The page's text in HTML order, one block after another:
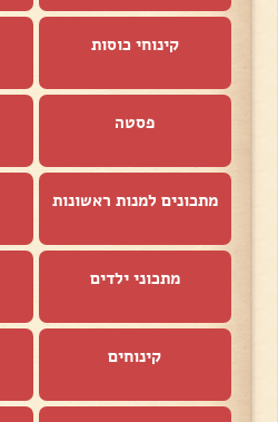
קינוחי כוסות
פסטה
מתכונים למנות ראשונות
מתכוני ילדים
קינוחים